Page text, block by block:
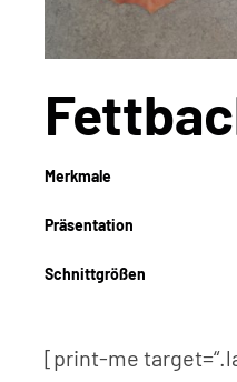
Merkmale
Präsentation
Schnittgrößen
[print-me